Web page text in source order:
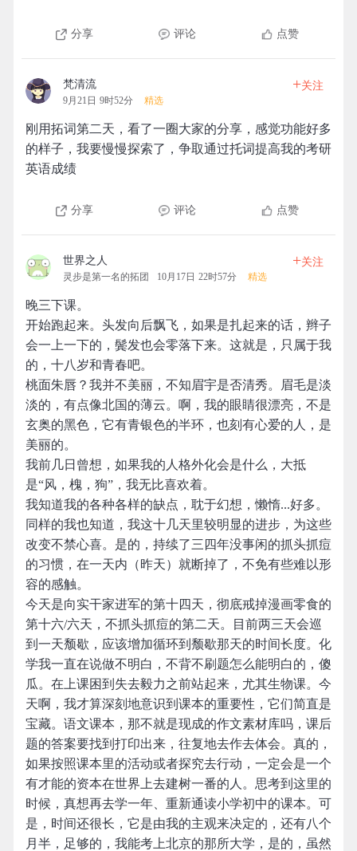
分享 评论 点赞
梵清流
9月21日 9时52分 精选
+关注
刚用拓词第二天，看了一圈大家的分享，感觉功能好多
的样子，我要慢慢探索了，争取通过托词提高我的考研
英语成绩
分享 评论 点赞
世界之人
灵步是第一名的拓团 10月17日 22时57分 精选
+关注
晚三下课。
开始跑起来。头发向后飘飞，如果是扎起来的话，辫子
会一上一下的，鬓发也会零落下来。这就是，只属于我
的，十八岁和青春吧。
桃面朱唇？我并不美丽，不知眉宇是否清秀。眉毛是淡
淡的，有点像北国的薄云。啊，我的眼睛很漂亮，不是
玄奥的黑色，它有青银色的半环，也刻有心爱的人，是
美丽的。
我前几日曾想，如果我的人格外化会是什么，大抵
是“风，槐，狗”，我无比喜欢着。
我知道我的各种各样的缺点，耽于幻想，懒惰...好多。
同样的我也知道，我这十几天里较明显的进步，为这些
改变不禁心喜。是的，持续了三四年没事闲的抓头抓痘
的习惯，在一天内（昨天）就断掉了，不免有些难以形
容的感触。
今天是向实干家进军的第十四天，彻底戒掉漫画零食的
第十六/六天，不抓头抓痘的第二天。目前两三天会巡
到一天颓歇，应该增加循环到颓歇那天的时间长度。化
学我一直在说做不明白，不背不刷题怎么能明白的，傻
瓜。在上课困到失去毅力之前站起来，尤其生物课。今
天啊，我才算深刻地意识到课本的重要性，它们简直是
宝藏。语文课本，那不就是现成的作文素材库吗，课后
题的答案要找到打印出来，往复地去作去体会。真的，
如果按照课本里的活动或者探究去行动，一定会是一个
有才能的资本在世界上去建树一番的人。思考到这里的
时候，真想再去学一年、重新通读小学初中的课本。可
是，时间还很长，它是由我的主观来决定的，还有八个
月半，足够的，我能考上北京的那所大学，是的，虽然